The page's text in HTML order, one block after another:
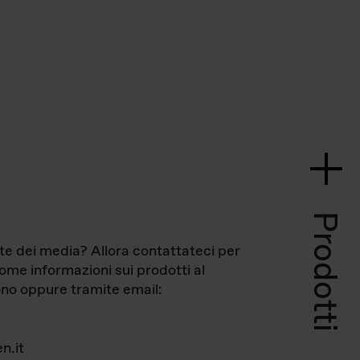
Prodotti
dei media? Allora contattateci per
informazioni sui prodotti al
oppure tramite email: